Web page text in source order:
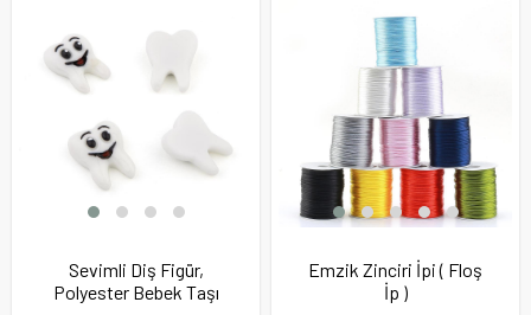
Sevimli Diş Figür,
Polyester Bebek Taşı
Emzik Zinciri İpi ( Floş
İp )